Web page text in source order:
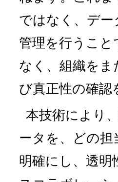
ではなく、デ
管理を行うこ
なく、組織を
び真正性の確認
本技術により
ータを、どの
明確にし、透